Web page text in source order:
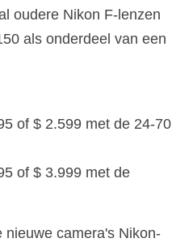
oudere Nikon F-lenzen
als onderdeel van een
of $ 2.599 met de 24-70
of $ 3.999 met de
nieuwe camera's Nikon-